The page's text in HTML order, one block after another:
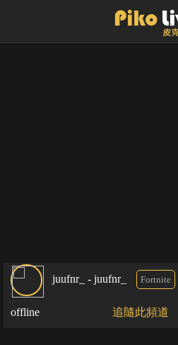
juufnr_ - juufnr_ Fortnite
offline 追隨此頻道